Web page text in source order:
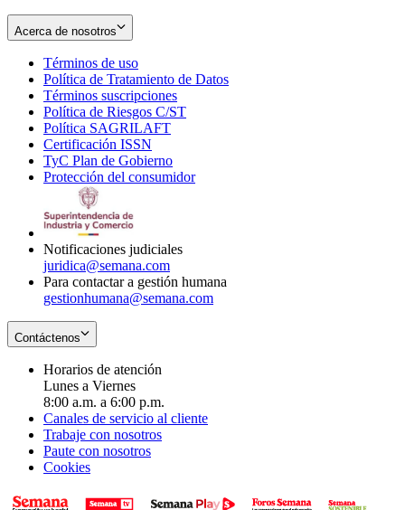
Acerca de nosotros
Términos de uso
in
new
window
Política de Tratamiento de Datos
Términos suscripciones
in
Política de Riesgos C/ST
Política SAGRILAFT
new
window
Certificación ISSN
in
new
TyC Plan de Gobierno
in
Protección del consumidorOpens
Notificaciones judiciales
juridica@semana.com
Para contactar a gestión humana
gestionhumana@semana.com
Contáctenos
Horarios de atención
Lunes a Viernes
8:00 a.m. a 6:00 p.m.
Canales de servicio al cliente
Trabaje con nosotros
Paute con nosotros
Cookies